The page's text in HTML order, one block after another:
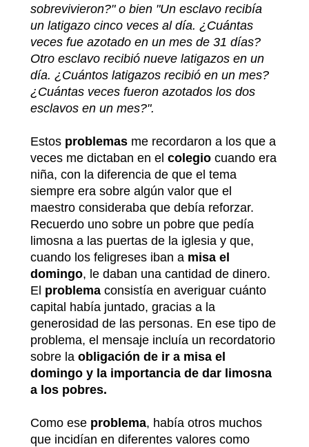
sobrevivieron?" o bien "Un esclavo recibía
un latigazo cinco veces al día. ¿Cuántas
veces fue azotado en un mes de 31 días?
Otro esclavo recibió nueve latigazos en un
día. ¿Cuántos latigazos recibió en un mes?
¿Cuántas veces fueron azotados los dos
esclavos en un mes?".
Estos problemas me recordaron a los que a
veces me dictaban en el colegio cuando era
niña, con la diferencia de que el tema
siempre era sobre algún valor que el
maestro consideraba que debía reforzar.
Recuerdo uno sobre un pobre que pedía
limosna a las puertas de la iglesia y que,
cuando los feligreses iban a misa el
domingo, le daban una cantidad de dinero.
El problema consistía en averiguar cuánto
capital había juntado, gracias a la
generosidad de las personas. En ese tipo de
problema, el mensaje incluía un recordatorio
sobre la obligación de ir a misa el
domingo y la importancia de dar limosna
a los pobres.
Como ese problema, había otros muchos
que incidían en diferentes valores como